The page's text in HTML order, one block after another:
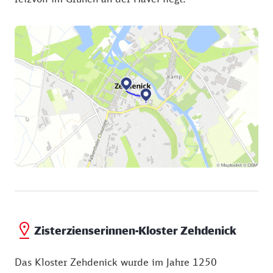
Zisterzienserinnen-Kloster Zehdenick
Das Kloster Zehdenick wurde im Jahre 1250